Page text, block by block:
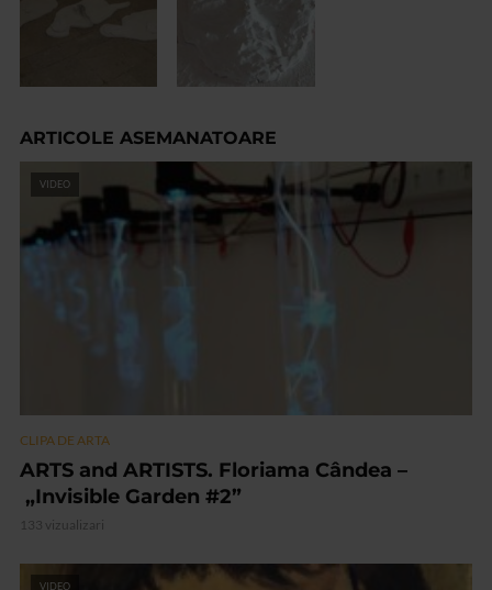
ARTICOLE ASEMANATOARE
VIDEO
CLIPA DE ARTA
ARTS and ARTISTS. Floriama Cândea –
„Invisible Garden #2”
133 vizualizari
VIDEO